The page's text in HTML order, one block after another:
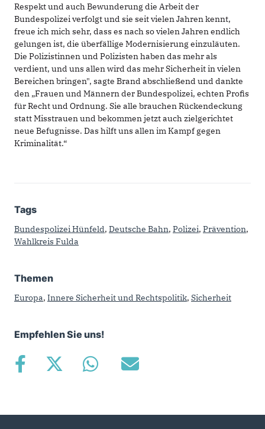
Respekt und auch Bewunderung die Arbeit der
Bundespolizei verfolgt und sie seit vielen Jahren kennt,
freue ich mich sehr, dass es nach so vielen Jahren endlich
gelungen ist, die überfällige Modernisierung einzuläuten.
Die Polizistinnen und Polizisten haben das mehr als
verdient, und uns allen wird das mehr Sicherheit in vielen
Bereichen bringen", sagte Brand abschließend und dankte
den „Frauen und Männern der Bundespolizei, echten Profis
für Recht und Ordnung. Sie alle brauchen Rückendeckung
statt Misstrauen und bekommen jetzt auch zielgerichtet
neue Befugnisse. Das hilft uns allen im Kampf gegen
Kriminalität.“
Tags
Bundespolizei Hünfeld, Deutsche Bahn, Polizei, Prävention,
Wahlkreis Fulda
Themen
Europa, Innere Sicherheit und Rechtspolitik, Sicherheit
Empfehlen Sie uns!